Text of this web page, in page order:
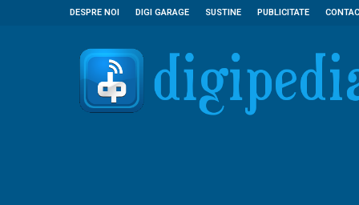
DESPRE NOI DIGI GARAGE SUSTINE PUBLICITATE